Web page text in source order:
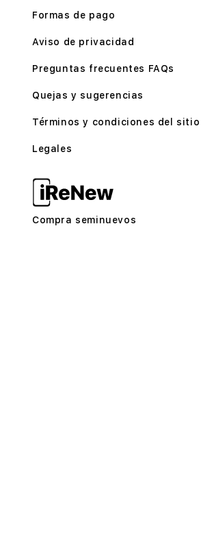
Formas de pago
Aviso de privacidad
Preguntas frecuentes FAQs
Quejas y sugerencias
Términos y condiciones del sitio
Legales
Compra seminuevos